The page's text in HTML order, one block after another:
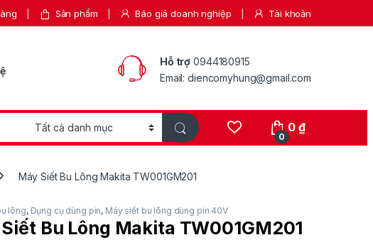
Sản phẩm Báo giá doanh nghiệp Tài khoản
Hỗ trợ 0944180915
Email: diencomyhung@gmail.com
0
0₫
Máy Siết Bu Lông Makita TW001GM201
lông, Dụng cụ dùng pin, Máy siết bu lông dùng pin 40V
Bu Lông Makita TW001GM201